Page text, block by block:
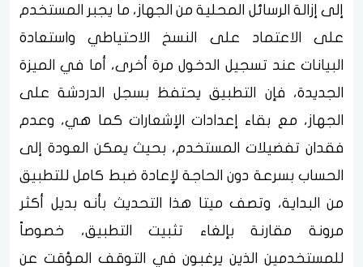
إلى إزالة الرسائل المحلية من الجهاز، ما يجبر المستخدم
على الاعتماد على النسخ الاحتياطي واستعادة
البيانات عند تسجيل الدخول مرة أخرى، أما في الميزة
الجديدة، فإن التطبيق يحتفظ بسجل الدردشة على
الجهاز، مع بقاء إعدادات الإشعارات كما هي، وعدم
فقدان تفضيلات المستخدم، بحيث يمكن العودة إلى
الحساب بسرعة دون الحاجة لإعادة ضبط كامل للتطبيق
من البداية، وتصف ميتا هذا التحديث بأنه بديل أكثر
مرونة مقارنة بإلغاء تثبيت التطبيق، خصوصاً
للمستخدمين الذين يرغبون في التوقف المؤقت عن